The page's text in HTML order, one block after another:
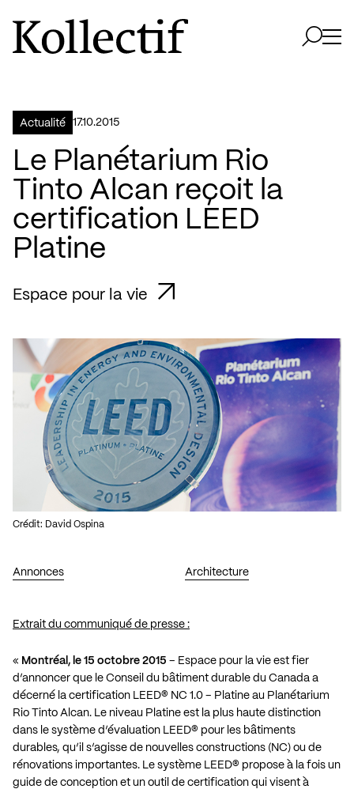
Aller à la page d'accueil
Logo Kollectif
Actualité 17.10.2015
Le Planétarium Rio
Tinto Alcan reçoit la
certification LEED
Platine
Espace pour la vie
Annonces Architecture
Crédit: David Ospina
Extrait du communiqué de presse :
« Montréal, le 15 octobre 2015 – Espace pour la vie est fier
d’annoncer que le Conseil du bâtiment durable du Canada a
décerné la certification LEED® NC 1.0 – Platine au Planétarium
Rio Tinto Alcan. Le niveau Platine est la plus haute distinction
dans le système d’évaluation LEED® pour les bâtiments
durables, qu’il s’agisse de nouvelles constructions (NC) ou de
rénovations importantes. Le système LEED® propose à la fois un
guide de conception et un outil de certification qui visent à